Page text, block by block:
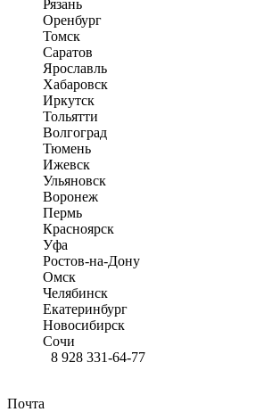
Рязань
Оренбург
Томск
Саратов
Ярославль
Хабаровск
Иркутск
Тольятти
Волгоград
Тюмень
Ижевск
Ульяновск
Воронеж
Пермь
Красноярск
Уфа
Ростов-на-Дону
Омск
Челябинск
Екатеринбург
Новосибирск
Сочи
8 928 331-64-77
Почта